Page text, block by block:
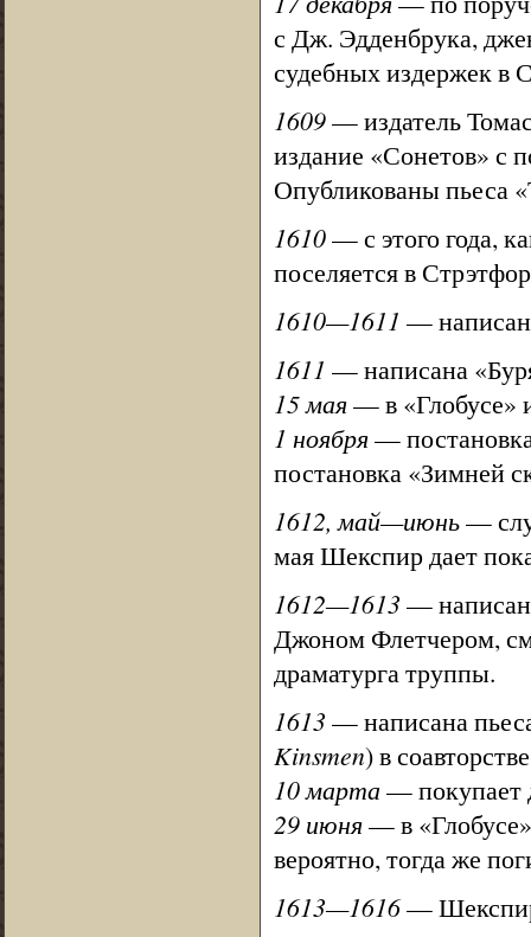
с Дж. Эдденбрука,
судебных издержек в
1609— издатель
издание «Сонетов» с
Опубликованы пьеса
1610— с этого года,
поселяется в
1610—1611 —
1611 — написана
15 мая— в «Глобусе»
1 ноября— постановка
постановка «Зимней
1612, май—июнь—
мая Шекспир дает
1612—1613 —
Джоном Флетчером,
драматурга труппы.
1613 — написана
Kinsmen) в
10 марта — покупает
29 июня— в
вероятно, тогда же
1613—1616— Шекспир